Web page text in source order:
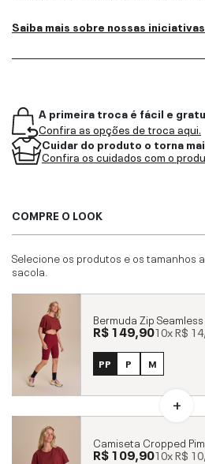
Saiba mais sobre nossas
A primeira troca é fácil e
Confira as opções de troca aqui.
Cuidar do produto o torna
Confira os cuidados com o
COMPRE O LOOK
Selecione os produtos e os tamanhos
sacola.
Bermuda Zip
R$ 149,9010xR$
PP P M
Camiseta Cropped
R$ 109,9010xR$